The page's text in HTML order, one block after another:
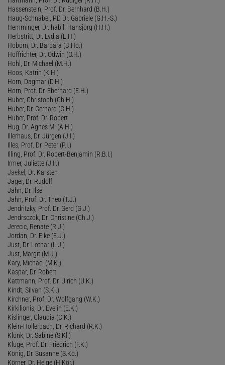
Hassenstein, Prof. Dr. Bernhard (B.H.)
Haug-Schnabel, PD Dr. Gabriele (G.H.-S.)
Hemminger, Dr. habil. Hansjörg (H.H.)
Herbstritt, Dr. Lydia (L.H.)
Hobom, Dr. Barbara (B.Ho.)
Hoffrichter, Dr. Odwin (O.H.)
Hohl, Dr. Michael (M.H.)
Hoos, Katrin (K.H.)
Horn, Dagmar (D.H.)
Horn, Prof. Dr. Eberhard (E.H.)
Huber, Christoph (Ch.H.)
Huber, Dr. Gerhard (G.H.)
Huber, Prof. Dr. Robert
Hug, Dr. Agnes M. (A.H.)
Illerhaus, Dr. Jürgen (J.I.)
Illes, Prof. Dr. Peter (P.I.)
Illing, Prof. Dr. Robert-Benjamin (R.B.I.)
Irmer, Juliette (J.Ir.)
Jaekel , Dr. Karsten
Jäger, Dr. Rudolf
Jahn, Dr. Ilse
Jahn, Prof. Dr. Theo (T.J.)
Jendritzky, Prof. Dr. Gerd (G.J.)
Jendrsczok, Dr. Christine (Ch.J.)
Jerecic, Renate (R.J.)
Jordan, Dr. Elke (E.J.)
Just, Dr. Lothar (L.J.)
Just, Margit (M.J.)
Kary, Michael (M.K.)
Kaspar, Dr. Robert
Kattmann, Prof. Dr. Ulrich (U.K.)
Kindt, Silvan (S.Ki.)
Kirchner, Prof. Dr. Wolfgang (W.K.)
Kirkilionis, Dr. Evelin (E.K.)
Kislinger, Claudia (C.K.)
Klein-Hollerbach, Dr. Richard (R.K.)
Klonk, Dr. Sabine (S.Kl.)
Kluge, Prof. Dr. Friedrich (F.K.)
König, Dr. Susanne (S.Kö.)
Körner, Dr. Helge (H.Kör.)